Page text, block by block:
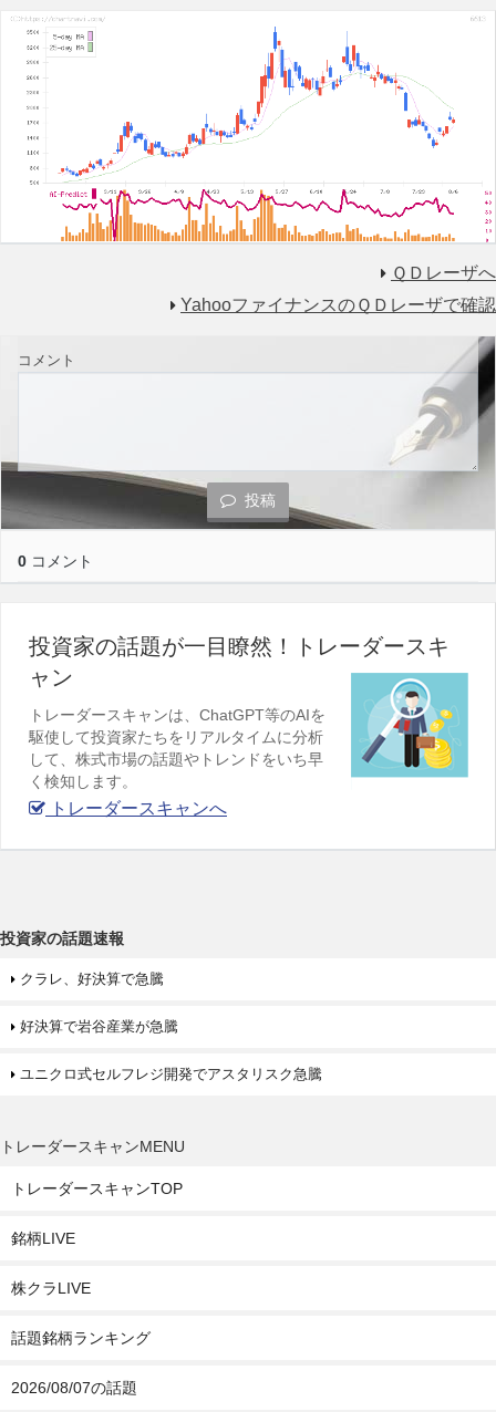
ＱＤレーザへ
YahooファイナンスのＱＤレーザで確認
コメント
投稿
0 コメント
投資家の話題が一目瞭然！トレーダースキ
ャン
トレーダースキャンは、ChatGPT等のAIを
駆使して投資家たちをリアルタイムに分析
して、株式市場の話題やトレンドをいち早
く検知します。
トレーダースキャンへ
投資家の話題速報
クラレ、好決算で急騰
好決算で岩谷産業が急騰
ユニクロ式セルフレジ開発でアスタリスク急騰
トレーダースキャンMENU
トレーダースキャンTOP
銘柄LIVE
株クラLIVE
話題銘柄ランキング
2026/08/07の話題